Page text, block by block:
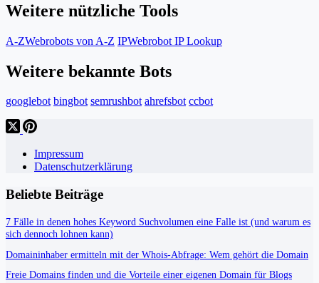
Weitere nützliche Tools
A-ZWebrobots von A-Z IPWebrobot IP Lookup
Weitere bekannte Bots
googlebot bingbot semrushbot ahrefsbot ccbot
Impressum
Datenschutzerklärung
Beliebte Beiträge
7 Fälle in denen hohes Keyword Suchvolumen eine Falle ist (und warum es
sich dennoch lohnen kann)
Domaininhaber ermitteln mit der Whois-Abfrage: Wem gehört die Domain
Freie Domains finden und die Vorteile einer eigenen Domain für Blogs